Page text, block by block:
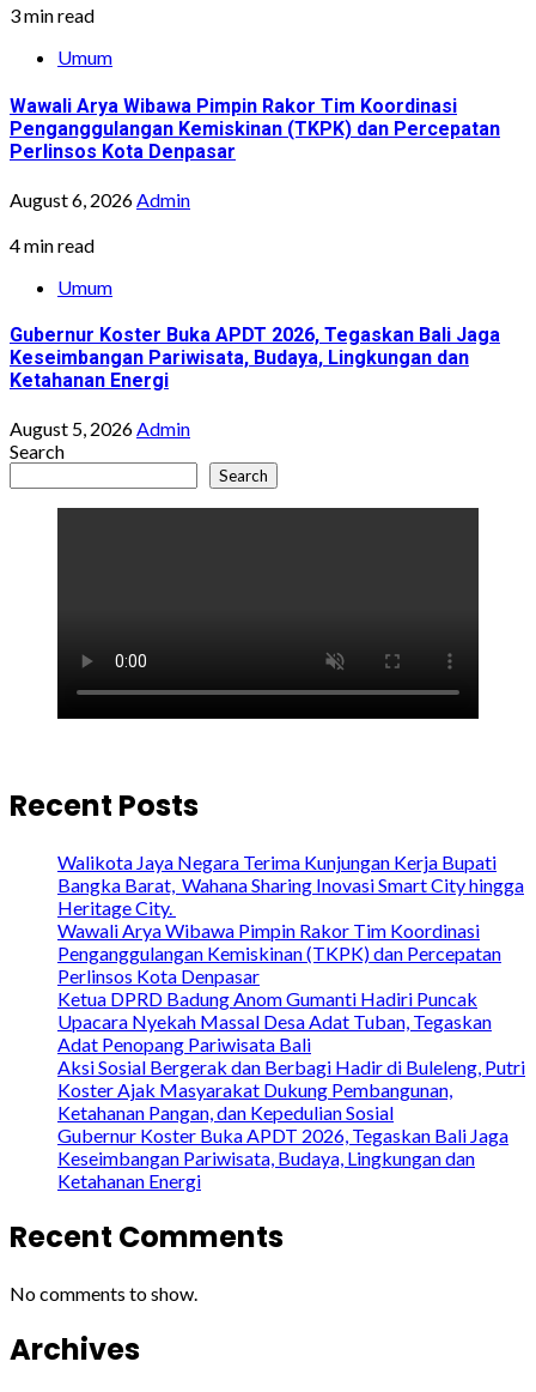
3 min read
Umum
Wawali Arya Wibawa Pimpin Rakor Tim Koordinasi
Penganggulangan Kemiskinan (TKPK) dan Percepatan
Perlinsos Kota Denpasar
August 6, 2026Admin
4 min read
Umum
Gubernur Koster Buka APDT 2026, Tegaskan Bali Jaga
Keseimbangan Pariwisata, Budaya, Lingkungan dan
Ketahanan Energi
August 5, 2026Admin
Search
Search
Recent Posts
Walikota Jaya Negara Terima Kunjungan Kerja Bupati
Bangka Barat, Wahana Sharing Inovasi Smart City hingga
Heritage City.
Wawali Arya Wibawa Pimpin Rakor Tim Koordinasi
Penganggulangan Kemiskinan (TKPK) dan Percepatan
Perlinsos Kota Denpasar
Ketua DPRD Badung Anom Gumanti Hadiri Puncak
Upacara Nyekah Massal Desa Adat Tuban, Tegaskan
Adat Penopang Pariwisata Bali
Aksi Sosial Bergerak dan Berbagi Hadir di Buleleng, Putri
Koster Ajak Masyarakat Dukung Pembangunan,
Ketahanan Pangan, dan Kepedulian Sosial
Gubernur Koster Buka APDT 2026, Tegaskan Bali Jaga
Keseimbangan Pariwisata, Budaya, Lingkungan dan
Ketahanan Energi
Recent Comments
No comments to show.
Archives